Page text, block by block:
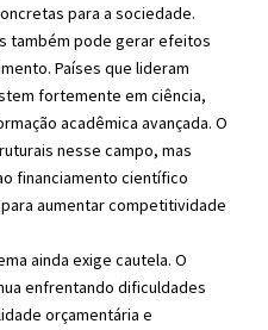
para a sociedade.
também pode gerar efeitos
Países que lideram
fortemente em ciência,
acadêmica avançada. O
nesse campo, mas
financiamento científico
aumentar competitividade
ainda exige cautela. O
enfrentando dificuldades
orçamentária e